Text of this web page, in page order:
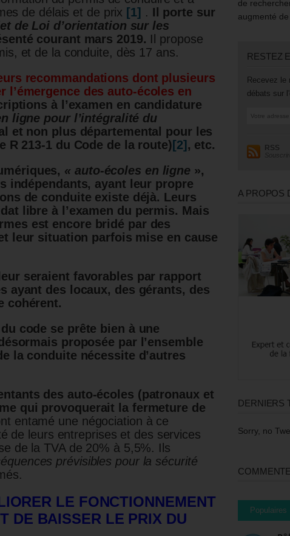
de délais et de prix [1] . Il porte sur
de Loi d’orientation sur les
courant mars 2019. Il propose
et de la conduite, dès 17 ans.
recommandations dont plusieurs
des auto-écoles en
à l’examen en candidature
ligne pour l’intégralité du
et non plus départemental pour les
R 213-1 du Code de la route) [2] , etc.
« auto-écoles en ligne »,
indépendants, ayant leur propre
de conduite existe déjà. Leurs
libre à l’examen du permis. Mais
est encore bridé par des
leur situation parfois mise en cause
seraient favorables par rapport
ayant des locaux, des gérants, des
cohérent.
code se prête bien à une
proposée par l’ensemble
la conduite nécessite d’autres
des auto-écoles (patronaux et
qui provoquerait la fermeture de
entamé une négociation à ce
de leurs entreprises et des services
de la TVA de 20% à 5,5%. Ils
prévisibles pour la sécurité
LE FONCTIONNEMENT
DE BAISSER LE PRIX DU
de
augmenté
RESTEZ
Recevez le
débats sur
RSS
Souscrire
A PROPOS
DERNIERS
Sorry, no
Populaires